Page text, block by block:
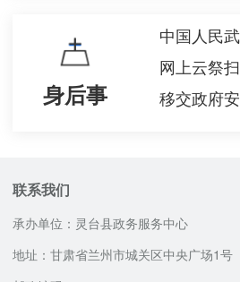
身后事
网上云祭扫
联系我们
承办单位：灵台县政务服务中心
地址：甘肃省兰州市城关区中央广场1号